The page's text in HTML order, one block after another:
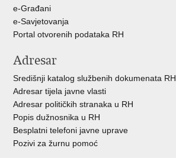
e-Građani
e-Savjetovanja
Portal otvorenih podataka RH
Adresar
Središnji katalog službenih dokumenata RH
Adresar tijela javne vlasti
Adresar političkih stranaka u RH
Popis dužnosnika u RH
Besplatni telefoni javne uprave
Pozivi za žurnu pomoć